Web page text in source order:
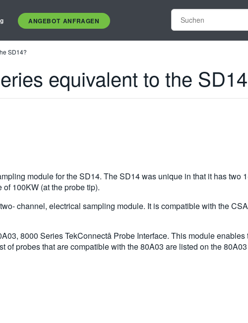
ANGEBOT ANFRAGEN
SD14?
equivalent to the
module for the SD14. The SD14 was unique in that it has two
100KW (at the probe tip).
channel, electrical sampling module. It is compatible with the
8000 Series TekConnectâ Probe Interface. This module
probes that are compatible with the 80A03 are listed on the